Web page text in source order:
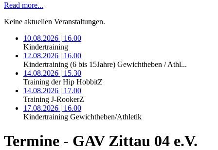
Read more...
Keine aktuellen Veranstaltungen.
10.08.2026 | 16.00
Kindertraining
12.08.2026 | 16.00
Kindertraining (6 bis 15Jahre) Gewichtheben / Athl...
14.08.2026 | 15.30
Training der Hip HobbitZ
14.08.2026 | 17.00
Training J-RookerZ
17.08.2026 | 16.00
Kindertraining Gewichtheben/Athletik
Termine - GAV Zittau 04 e.V.